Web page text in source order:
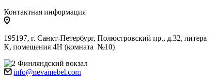
Контактная информация
195197, г. Санкт-Петербург, Полюстровский пр., д.32, литера
К, помещения 4Н (комната №10)
Финляндский вокзал
info@nevamebel.com